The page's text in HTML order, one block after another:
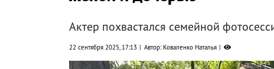
Актер похвастался семейной
22 сентября 2025, 17:13 Автор: Коваленко Наталья